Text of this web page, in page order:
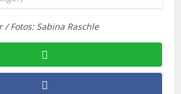
/ Fotos: Sabina Raschle